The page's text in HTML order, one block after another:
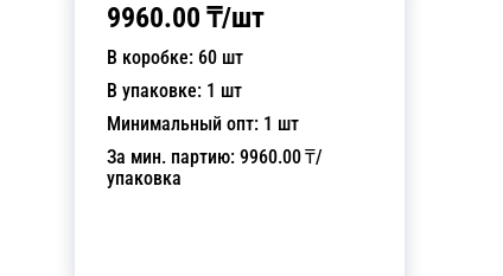
9960.00 ₸/шт
В коробке: 60 шт
В упаковке: 1 шт
Минимальный опт: 1 шт
За мин. партию: 9960.00₸/
упаковка